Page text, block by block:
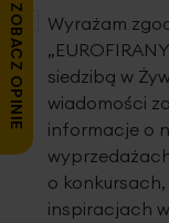
Wyrażam
siedzibą w
wiadomości
informacje o
o
inspiracjach
ZOBACZ OPINIE